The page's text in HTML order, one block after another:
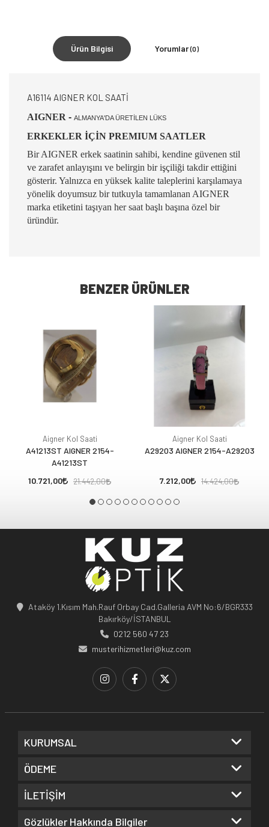
Ürün Bilgisi Yorumlar(0)
A16114 AIGNER KOL SAATİ
AIGNER - ALMANYA'DA ÜRETİLEN LÜKS
ERKEKLER İÇİN PREMIUM SAATLER
Bir AIGNER erkek saatinin sahibi, kendine güvenen stil
ve zarafet anlayışını ve belirgin bir işçiliği takdir ettiğini
gösterir. Yalnızca en yüksek kalite taleplerini karşılamaya
yönelik doyumsuz bir tutkuyla tamamlanan AIGNER
marka etiketini taşıyan her saat başlı başına özel bir
üründür.
BENZER ÜRÜNLER
Aigner Kol Saati
A41213ST AIGNER 2154-
A41213ST
10.721,00
21.442,00
Aigner Kol Saati
A29203 AIGNER 2154-A29203
7.212,00 14.424,00
Ataköy 1.Kısım Mah.Rauf Orbay Cad.Galleria AVM No:6/BGR333
Bakırköy/İSTANBUL
0212 560 47 23
musterihizmetleri@kuz.com
KURUMSAL
ÖDEME
İLETİŞİM
Gözlükler Hakkında Bilgiler